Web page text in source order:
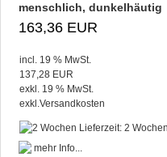
menschlich, dunkelhäutig
163,36 EUR
incl. 19 % MwSt.
137,28 EUR
exkl. 19 % MwSt.
exkl.Versandkosten
Lieferzeit: 2 Wochen